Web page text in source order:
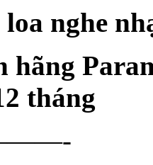
nghe
hãng
tháng